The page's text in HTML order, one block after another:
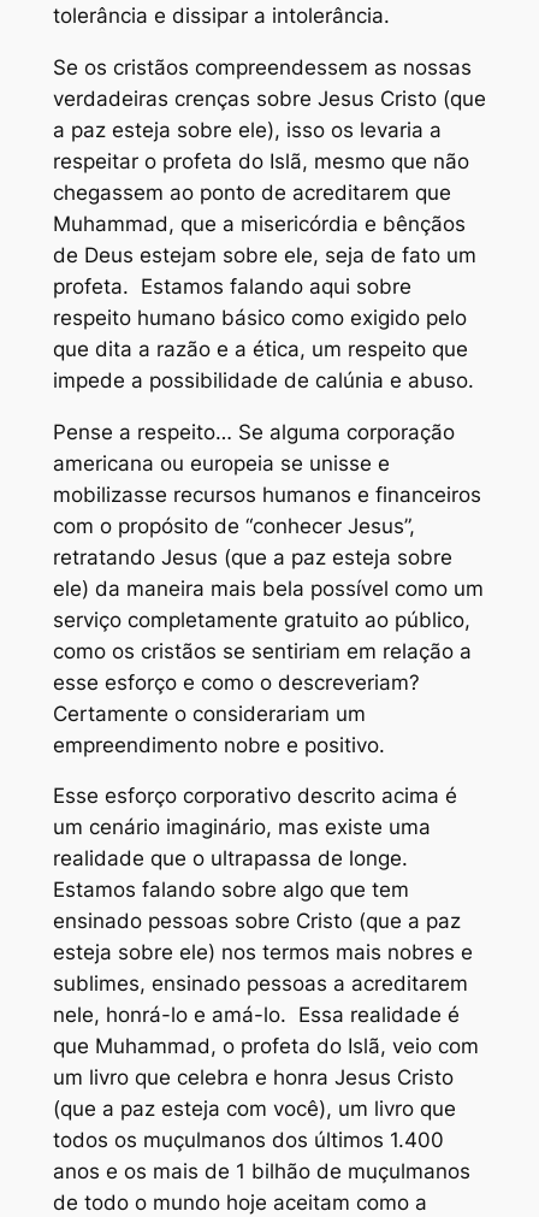
tolerância e dissipar a intolerância.
Se os cristãos compreendessem as nossas
verdadeiras crenças sobre Jesus Cristo (que
a paz esteja sobre ele), isso os levaria a
respeitar o profeta do Islã, mesmo que não
chegassem ao ponto de acreditarem que
Muhammad, que a misericórdia e bênçãos
de Deus estejam sobre ele, seja de fato um
profeta. Estamos falando aqui sobre
respeito humano básico como exigido pelo
que dita a razão e a ética, um respeito que
impede a possibilidade de calúnia e abuso.
Pense a respeito… Se alguma corporação
americana ou europeia se unisse e
mobilizasse recursos humanos e financeiros
com o propósito de “conhecer Jesus”,
retratando Jesus (que a paz esteja sobre
ele) da maneira mais bela possível como um
serviço completamente gratuito ao público,
como os cristãos se sentiriam em relação a
esse esforço e como o descreveriam?
Certamente o considerariam um
empreendimento nobre e positivo.
Esse esforço corporativo descrito acima é
um cenário imaginário, mas existe uma
realidade que o ultrapassa de longe.
Estamos falando sobre algo que tem
ensinado pessoas sobre Cristo (que a paz
esteja sobre ele) nos termos mais nobres e
sublimes, ensinado pessoas a acreditarem
nele, honrá-lo e amá-lo. Essa realidade é
que Muhammad, o profeta do Islã, veio com
um livro que celebra e honra Jesus Cristo
(que a paz esteja com você), um livro que
todos os muçulmanos dos últimos 1.400
anos e os mais de 1 bilhão de muçulmanos
de todo o mundo hoje aceitam como a